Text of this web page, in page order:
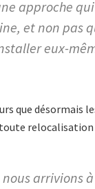
approche
et non pas
eux-
que désormais
relocalisation
arrivions